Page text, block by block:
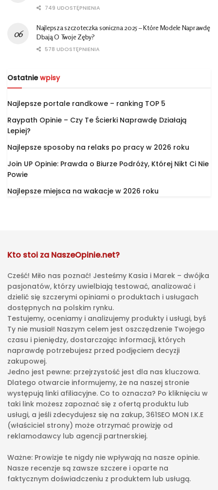
749 UDOSTĘPNIENIA
Najlepsza szczoteczka soniczna 2025 – Które Modele Naprawdę
Dbają O Twoje Zęby?
578 UDOSTĘPNIENIA
Ostatniewpisy
Najlepsze portale randkowe – ranking TOP 5
Raypath Opinie – Czy Te Ścierki Naprawdę Działają
Lepiej?
Najlepsze sposoby na relaks po pracy w 2026 roku
Join UP Opinie: Prawda o Biurze Podróży, Której Nikt Ci Nie
Powie
Najlepsze miejsca na wakacje w 2026 roku
Kto stoi za NaszeOpinie.net?
Cześć! Miło nas poznać! Jesteśmy Kasia i Marek – dwójka
pasjonatów, którzy uwielbiają testować, analizować i
dzielić się szczerymi opiniami o produktach i usługach
dostępnych na polskim rynku.
Testujemy, oceniamy i analizujemy produkty i usługi, byś
Ty nie musiał! Naszym celem jest oszczędzenie Twojego
czasu i pieniędzy, dostarczając informacji, których
naprawdę potrzebujesz przed podjęciem decyzji
zakupowej.
Jedno jest pewne: przejrzystość jest dla nas kluczowa.
Dlatego otwarcie informujemy, że na naszej stronie
występują linki afiliacyjne. Co to oznacza? Po kliknięciu w
taki link możesz zapoznać się z ofertą produktu lub
usługi, a jeśli zdecydujesz się na zakup, 361SEO MON I.K.E
(właściciel strony) może otrzymać prowizję od
reklamodawcy lub agencji partnerskiej.
Ważne: Prowizje te nigdy nie wpływają na nasze opinie.
Nasze recenzje są zawsze szczere i oparte na
faktycznym doświadczeniu z produktem lub usługą.